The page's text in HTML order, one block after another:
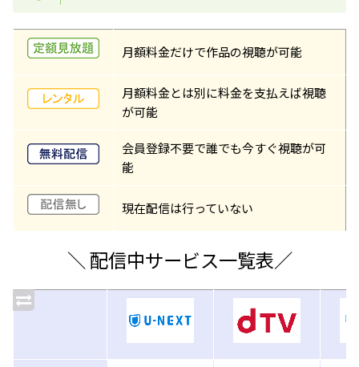
月額料金だけで作品の視聴が可能
月額料金とは別に料金を支払えば視聴
が可能
会員登録不要で誰でも今すぐ視聴が可
能
現在配信は行っていない
＼ 配信中サービス一覧表／